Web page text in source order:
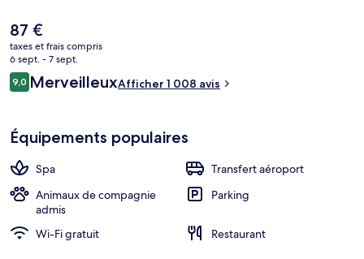
hébergement : un bar / salon, une salle de fitness ouverte 24 h/24
et une salle de fitness. Les autres voyageurs adorent le personnel
attentionné.
Le
prix
actuel
est
de
87 €
taxes et frais compris
6 sept. - 7 sept.
Avis
voyageurs
9,09,0 sur 10
MerveilleuxAfficher 1 008 avis
Équipements populaires
Spa
Transfert aéroport
Animaux de compagnie
admis
Parking
Wi-Fi gratuit
Restaurant